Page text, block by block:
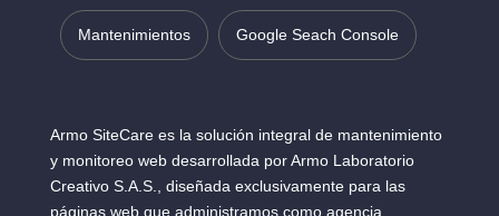
Mantenimientos Google Seach Console
Armo SiteCare es la solución integral de mantenimiento
y monitoreo web desarrollada por Armo Laboratorio
Creativo S.A.S., diseñada exclusivamente para las
páginas web que administramos como agencia.